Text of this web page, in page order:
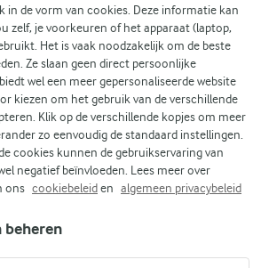
drumsticks
die prachtig aan het vel kleeft.
rijst en een knapperige groentemix,
kip drumsticks
te voeren
in de vorm van cookies. Deze informatie kan
zelf, je voorkeuren of het apparaat (laptop,
Het is vaak noodzakelijk om de beste
Ze slaan geen direct persoonlijke
wel een meer gepersonaliseerde website
kiezen om het gebruik van de verschillende
Klik op de verschillende kopjes om meer
zo eenvoudig de standaard instellingen.
cookies kunnen de gebruikservaring van
negatief beïnvloeden. Lees meer over
ons cookiebeleiden algemeen privacybeleid
beheren